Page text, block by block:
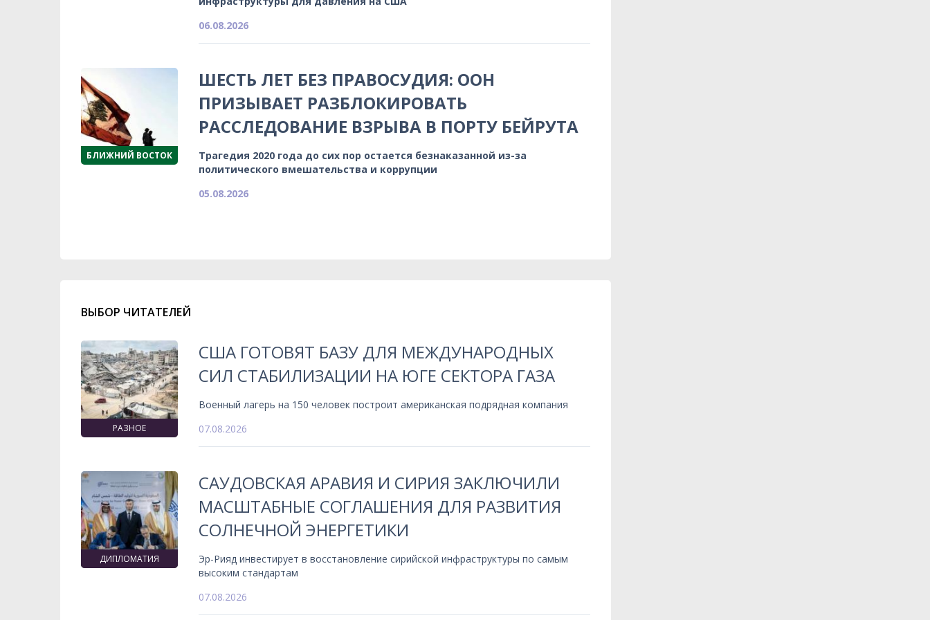
06.08.2026
БЛИЖНИЙ ВОСТОК
ШЕСТЬ ЛЕТ БЕЗ ПРАВОСУДИЯ: ООН
ПРИЗЫВАЕТ РАЗБЛОКИРОВАТЬ
РАССЛЕДОВАНИЕ ВЗРЫВА В ПОРТУ БЕЙРУТА
Трагедия 2020 года до сих пор остается безнаказанной из-за
политического вмешательства и коррупции
05.08.2026
ВЫБОР ЧИТАТЕЛЕЙ
РАЗНОЕ
США ГОТОВЯТ БАЗУ ДЛЯ МЕЖДУНАРОДНЫХ
СИЛ СТАБИЛИЗАЦИИ НА ЮГЕ СЕКТОРА ГАЗА
Военный лагерь на 150 человек построит американская подрядная компания
07.08.2026
ДИПЛОМАТИЯ
САУДОВСКАЯ АРАВИЯ И СИРИЯ ЗАКЛЮЧИЛИ
МАСШТАБНЫЕ СОГЛАШЕНИЯ ДЛЯ РАЗВИТИЯ
СОЛНЕЧНОЙ ЭНЕРГЕТИКИ
Эр-Рияд инвестирует в восстановление сирийской инфраструктуры по самым
высоким стандартам
07.08.2026